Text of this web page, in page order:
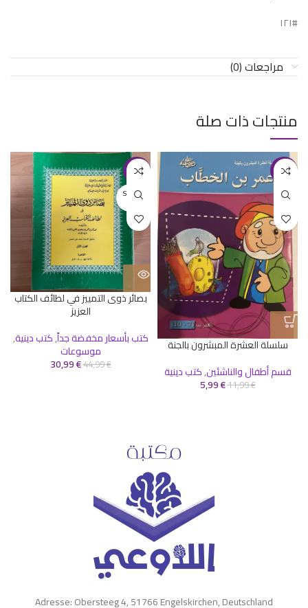
#١٢١
مراجعات (0)
منتجات ذات صلة
-50%
سلسلة العشرة المبشرون بالجنة
قسم أطفال والناشئين,كتب دينية
11,99€
5,99€
-31%
SOLD O
UT
بصائر ذوى التمييز في لطائف الكتاب
العزيز
كتب بأسعار مخفضة جداً,كتب دينية,
موسوعات
44,99€
30,99€
Adresse: Obersteeg 4, 51766 Engelskirchen, Deutschland